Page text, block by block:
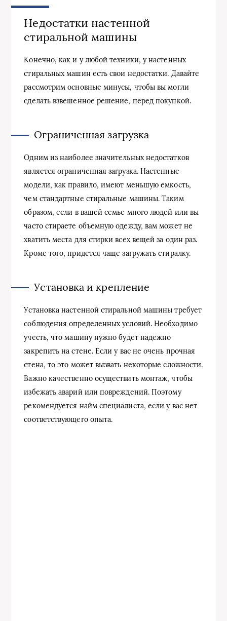
Недостатки настенной
стиральной машины
Конечно, как и у любой техники, у настенных
стиральных машин есть свои недостатки. Давайте
рассмотрим основные минусы, чтобы вы могли
сделать взвешенное решение, перед покупкой.
Ограниченная загрузка
Одним из наиболее значительных недостатков
является ограниченная загрузка. Настенные
модели, как правило, имеют меньшую емкость,
чем стандартные стиральные машины. Таким
образом, если в вашей семье много людей или вы
часто стираете объемную одежду, вам может не
хватить места для стирки всех вещей за один раз.
Кроме того, придется чаще загружать стиралку.
Установка и крепление
Установка настенной стиральной машины требует
соблюдения определенных условий. Необходимо
учесть, что машину нужно будет надежно
закрепить на стене. Если у вас не очень прочная
стена, то это может вызвать некоторые сложности.
Важно качественно осуществить монтаж, чтобы
избежать аварий или повреждений. Поэтому
рекомендуется найм специалиста, если у вас нет
соответствующего опыта.